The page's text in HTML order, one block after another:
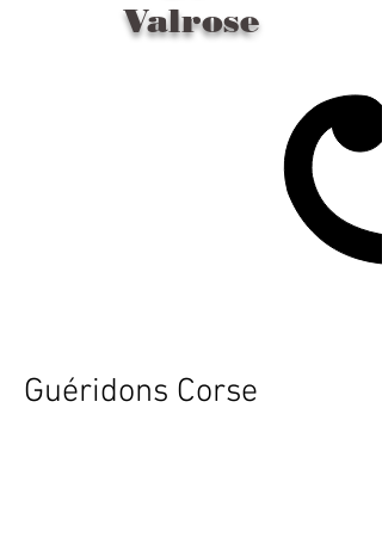
Valrose
Guéridons Corse